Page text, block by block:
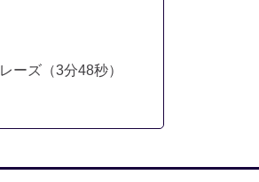
ーズ（3分48秒）